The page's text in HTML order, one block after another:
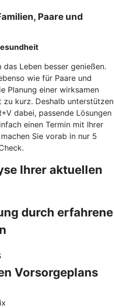
Paare und
Leben besser genießen.
wie für Paare und
Planung einer wirksamen
kurz. Deshalb unterstützen
dabei, passende Lösungen
einen Termin mit Ihrer
Sie vorab in nur 5
Ihrer aktuellen
durch erfahrene
Vorsorgeplans